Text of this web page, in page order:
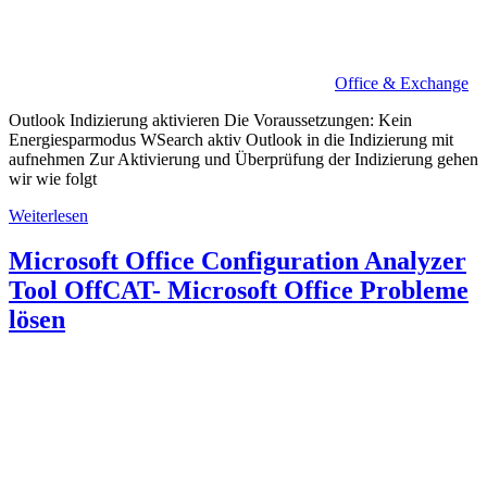
Office & Exchange
Outlook Indizierung aktivieren Die Voraussetzungen: Kein
Energiesparmodus WSearch aktiv Outlook in die Indizierung mit
aufnehmen Zur Aktivierung und Überprüfung der Indizierung gehen
wir wie folgt
Weiterlesen
Microsoft Office Configuration Analyzer
Tool OffCAT- Microsoft Office Probleme
lösen